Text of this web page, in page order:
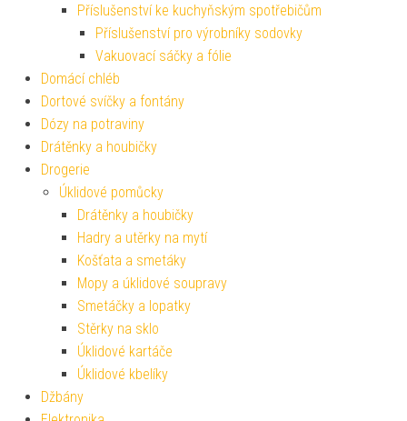
Příslušenství ke kuchyňským spotřebičům
Příslušenství pro výrobníky sodovky
Vakuovací sáčky a fólie
Domácí chléb
Dortové svíčky a fontány
Dózy na potraviny
Drátěnky a houbičky
Drogerie
Úklidové pomůcky
Drátěnky a houbičky
Hadry a utěrky na mytí
Košťata a smetáky
Mopy a úklidové soupravy
Smetáčky a lopatky
Stěrky na sklo
Úklidové kartáče
Úklidové kbelíky
Džbány